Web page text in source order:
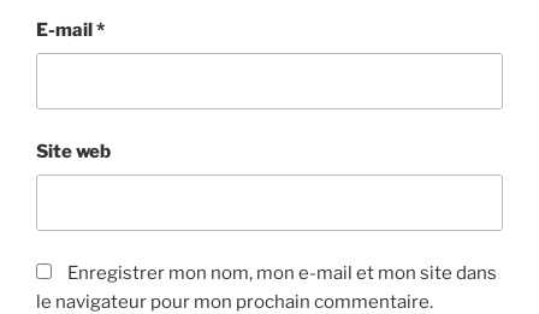
E-mail*
Site web
Enregistrer mon nom, mon e-mail et mon site dans
le navigateur pour mon prochain commentaire.